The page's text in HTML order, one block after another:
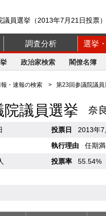
議員選挙（2013年7月21日投票
調査分析 選挙
政治家検索 閣僚名簿
・速報の検索 > 第23回参議院議員
議員選挙 奈
投票日
2013年7
執行理由 任期
投票率 55.54%